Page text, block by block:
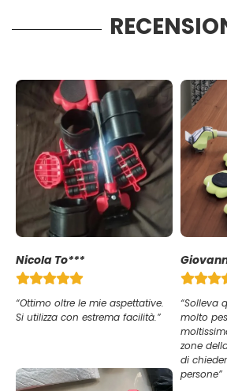
Nicola To***
“Ottimo oltre le mie aspettative.
Si utilizza con estrema facilità.”
“Solleva
molto
zone
di
persone”